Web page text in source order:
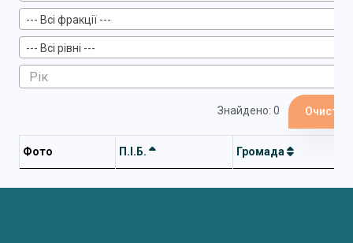
--- Всі фракції ---
--- Всі рівні ---
Знайдено: 0
Фото П.І.Б. Громада